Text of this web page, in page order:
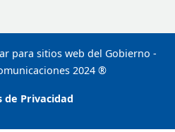
para sitios web del Gobierno -
2024 ®
de Privacidad